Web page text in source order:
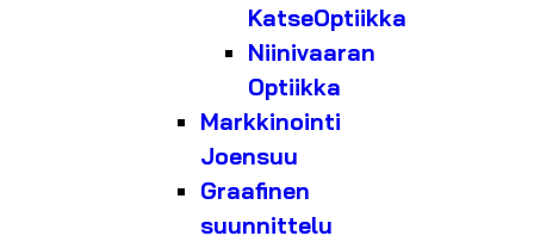
KatseOptiikka
Niinivaaran
Optiikka
Markkinointi
Joensuu
Graafinen
suunnittelu